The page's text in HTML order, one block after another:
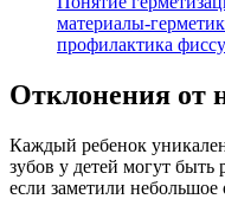
материалы-
профилактика
Отклонения от
Каждый ребенок
зубов у детей могут быть
если заметили